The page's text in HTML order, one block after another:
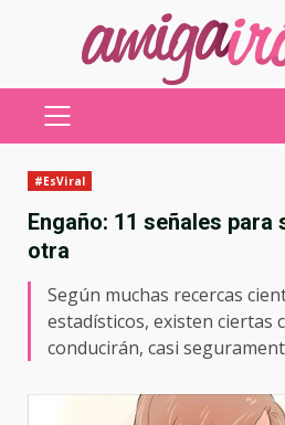
MENÚ
#EsViral
Engaño: 11 señales para
otra
Según muchas recercas
estadísticos, existen ciertas
conducirán, casi